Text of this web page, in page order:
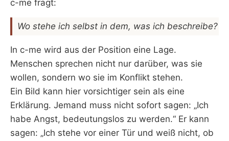
c-me fragt:
Wo stehe ich selbst in dem, was ich beschreibe?
In c-me wird aus der Position eine Lage.
Menschen sprechen nicht nur darüber, was sie
wollen, sondern wo sie im Konflikt stehen.
Ein Bild kann hier vorsichtiger sein als eine
Erklärung. Jemand muss nicht sofort sagen: „Ich
habe Angst, bedeutungslos zu werden.“ Er kann
sagen: „Ich stehe vor einer Tür und weiß nicht, ob